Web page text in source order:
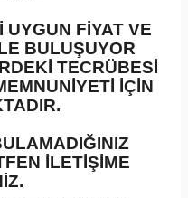
UYGUN FİYAT VE
BULUŞUYOR
TECRÜBESİ
İÇİN
İLETİŞİME